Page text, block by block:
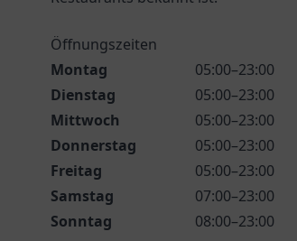
Öffnungszeiten
Montag
05:00–23:00
Dienstag
05:00–23:00
Mittwoch
05:00–23:00
Donnerstag
05:00–23:00
Freitag
05:00–23:00
Samstag
07:00–23:00
Sonntag
08:00–23:00